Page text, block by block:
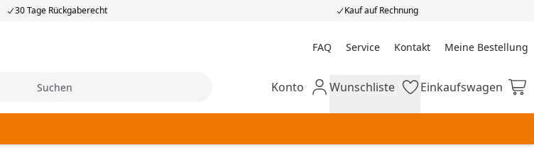
30 Tage Rückgaberecht Kauf auf Rechnung
FAQ Service Kontakt Meine Bestellung
Meine Bestellung
Mein Konto
Konto Wunschliste
Wunschliste Einkaufswagen
Einkaufswagen